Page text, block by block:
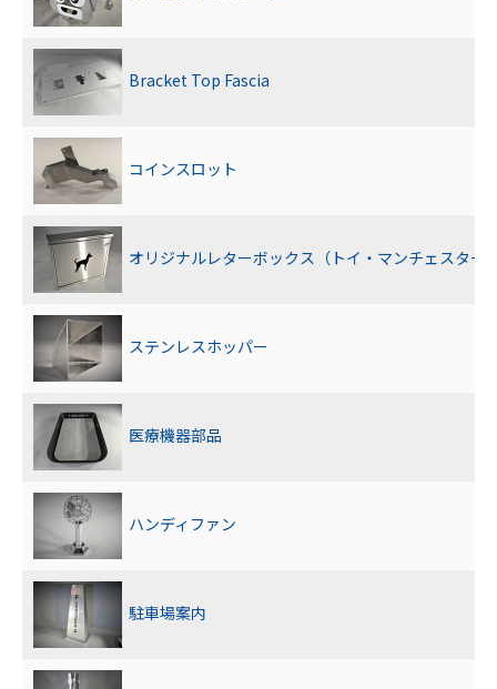
Bracket Top Fascia
コインスロット
オリジナルレターボックス（トイ・マンチェスター
ステンレスホッパー
医療機器部品
ハンディファン
駐車場案内